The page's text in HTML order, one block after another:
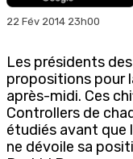
22 Fév 2014 23h00
Les présidents
propositions pour
après-midi. Ces
Controllers de
étudiés avant que
ne dévoile sa